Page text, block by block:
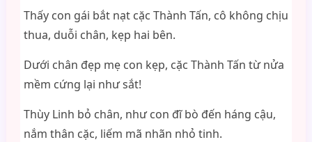
Thấy con gái bắt nạt cặc Thành Tấn, cô không chịu
thua, duỗi chân, kẹp hai bên.
Dưới chân đẹp mẹ con kẹp, cặc Thành Tấn từ nửa
mềm cứng lại như sắt!
Thùy Linh bỏ chân, như con đĩ bò đến háng cậu,
nắm thân cặc, liếm mã nhãn nhỏ tinh.